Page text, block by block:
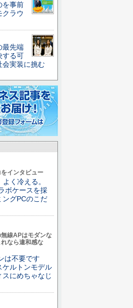
を事前
ラウ
最先端
る可
会実装に挑む
インタビュー
く冷える。
ボケースを採
ングPCのこだ
線APはモダンな
なら違和感な
は不要です
ルトンモデル
にめちゃなじ